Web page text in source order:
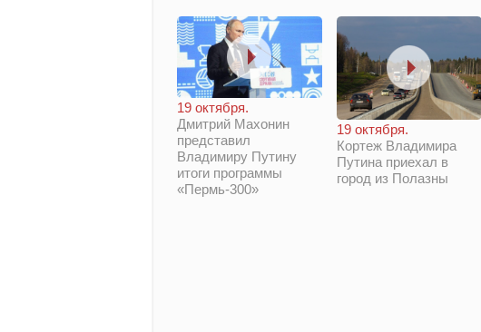
19 октября.
Дмитрий Махонин
представил
Владимиру Путину
итоги программы
«Пермь-300»
19 октября.
Кортеж Владимира
Путина приехал в
город из Полазны